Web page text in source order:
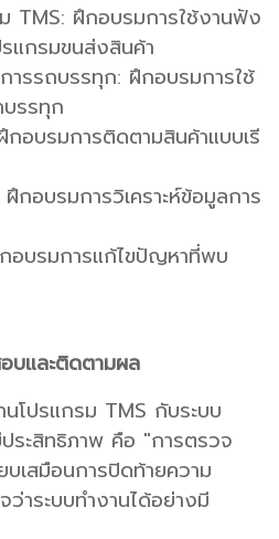
TMS: ฝึกอบรมการใช้งานฟัง
แกรมขนส่งสินค้า
ารรถบรรทุก: ฝึกอบรมการใช้
รรทุก
อบรมการติดตามสินค้าแบบเรี
ฝึกอบรมการวิเคราะห์ข้อมูลการ
อบรมการแก้ไขปัญหาที่พบ
บและติดตามผล
โปรแกรม TMS กับระบบ
ระสิทธิภาพ คือ "การตรวจ
เสมือนการปิดท้ายความ
าระบบทำงานได้อย่างมี